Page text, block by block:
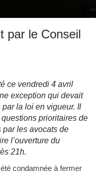
par le Conseil
ce vendredi 4 avril
exception qui devait
la loi en vigueur. Il
prioritaires de
les avocats de
l’ouverture du
21h.
condamnée à fermer